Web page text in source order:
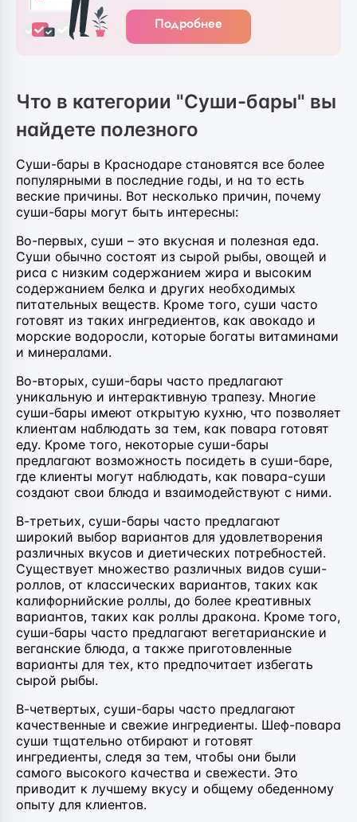
Подробнее
Что в категории "Суши-бары" вы
найдете полезного
Суши-бары в Краснодаре становятся все более
популярными в последние годы, и на то есть
веские причины. Вот несколько причин, почему
суши-бары могут быть интересны:
Во-первых, суши – это вкусная и полезная еда.
Суши обычно состоят из сырой рыбы, овощей и
риса с низким содержанием жира и высоким
содержанием белка и других необходимых
питательных веществ. Кроме того, суши часто
готовят из таких ингредиентов, как авокадо и
морские водоросли, которые богаты витаминами
и минералами.
Во-вторых, суши-бары часто предлагают
уникальную и интерактивную трапезу. Многие
суши-бары имеют открытую кухню, что позволяет
клиентам наблюдать за тем, как повара готовят
еду. Кроме того, некоторые суши-бары
предлагают возможность посидеть в суши-баре,
где клиенты могут наблюдать, как повара-суши
создают свои блюда и взаимодействуют с ними.
В-третьих, суши-бары часто предлагают
широкий выбор вариантов для удовлетворения
различных вкусов и диетических потребностей.
Существует множество различных видов суши-
роллов, от классических вариантов, таких как
калифорнийские роллы, до более креативных
вариантов, таких как роллы дракона. Кроме того,
суши-бары часто предлагают вегетарианские и
веганские блюда, а также приготовленные
варианты для тех, кто предпочитает избегать
сырой рыбы.
В-четвертых, суши-бары часто предлагают
качественные и свежие ингредиенты. Шеф-повара
суши тщательно отбирают и готовят
ингредиенты, следя за тем, чтобы они были
самого высокого качества и свежести. Это
приводит к лучшему вкусу и общему обеденному
опыту для клиентов.